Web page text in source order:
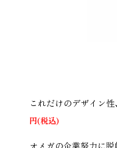
これだけのデザイン
円(税込)
オメガの企業努力に脱